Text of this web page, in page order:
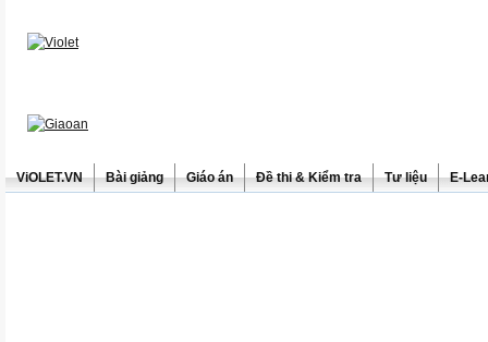
ViOLET.VN Bài giảng Giáo án Đề thi & Kiểm tra Tư liệu E-